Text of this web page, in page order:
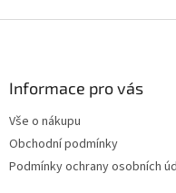
Informace pro vás
Vše o nákupu
Obchodní podmínky
Podmínky ochrany osobních